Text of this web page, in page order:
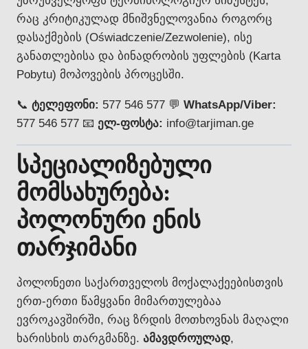
რაც კრიტიკულად მნიშვნელოვანია როგორც
დასაქმების (Oświadczenie/Zezwolenie), ისე
განათლებისა და ბინადრობის უფლების (Karta
Pobytu) მოპოვების პროცესში.
📞 ტელეფონი: 577 546 577 💬 WhatsApp/Viber:
577 546 577 📧 ელ-ფოსტა: info@tarjiman.ge
სპეციალიზებული
მომსახურება:
პოლონური ენის
თარჯიმანი
პოლონეთი საქართველოს მოქალაქეებისთვის
ერთ-ერთი წამყვანი მიმართულებაა
ევროკავშირში, რაც ზრდის მოთხოვნას მაღალი
ხარისხის თარგმანზე. ამავდროულად,